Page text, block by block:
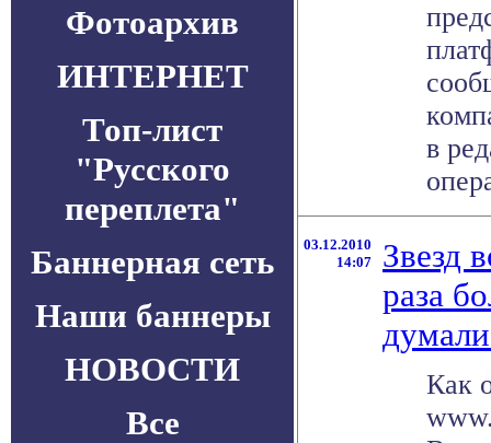
Фотоархив
ИНТЕРНЕТ
Топ-лист
"Русского
переплета"
Баннерная сеть
Наши баннеры
НОВОСТИ
Все
в
03.12.2010
14:07
Звезд
раза
Как